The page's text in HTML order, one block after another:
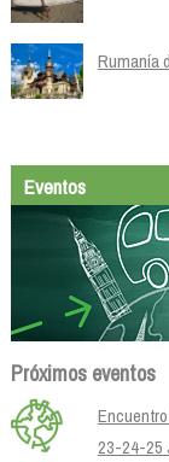
Rumanía
Eventos
Próximos eventos
23-24-25